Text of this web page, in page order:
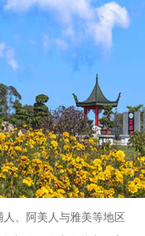
、阿美人与雅美等地区